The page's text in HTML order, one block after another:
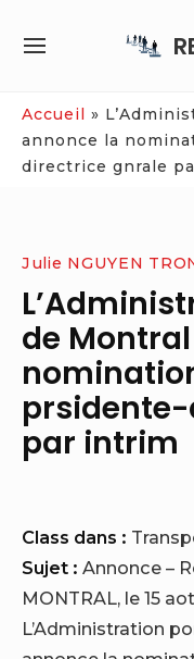
SITE
Accueil »
annonce la
directrice gnrale
Julie NGUYEN
de
par intrim
Class dans :
Sujet : Annonce –
MONTRAL, le 15
L’Administration